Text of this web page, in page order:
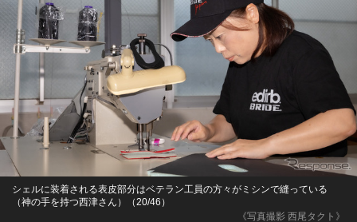
《写真撮影 西尾タクト》
シェルに装着される表皮部分はベテラン工員の方々がミシンで縫っている
（神の手を持つ西津さん）（20/46）